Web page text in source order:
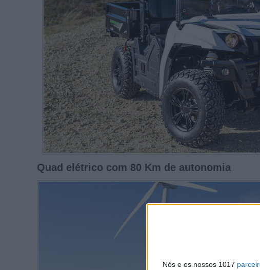
Nós e os nossos 1017
Quad elétrico com 80 Km de autonomia